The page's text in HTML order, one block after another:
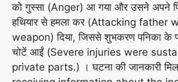
को गुस्सा (Anger) आ गया और उसने अपने
हथियार से हमला कर (Attacking father
weapon) दिया, जिससे शुभकरण पनिका के
चोटें आईं (Severe injuries were
private parts.) । घटना की जानकारी